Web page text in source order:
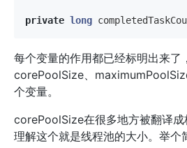
private long
每个变量的作用都已经标明出来了
corePoolSize、
个变量。
corePoolSize在很多地方被翻译
理解这个就是线程池的大小。举个